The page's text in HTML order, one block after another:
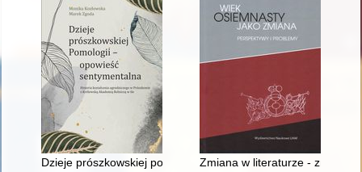
Dzieje prószkowskiej pomologii : opowieść sentymentalna :
Zmiana w literaturze - zmiana